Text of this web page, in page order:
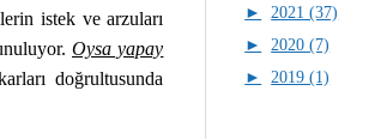
istek ve arzuları
Oysa yapay
doğrultusunda
►
2021 (37)
►
2020 (7)
►
2019 (1)